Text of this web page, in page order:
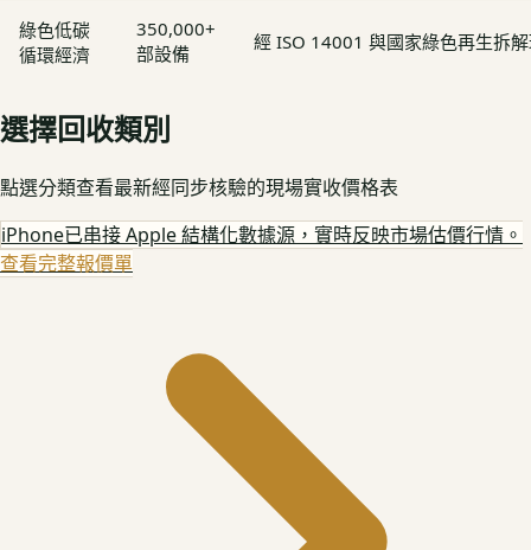
綠色低碳
循環經濟
350,000+
部設備
經 ISO 14001 與國家綠色再生拆
選擇回收類別
點選分類查看最新經同步核驗的現場實收價格表
iPhone已串接 Apple 結構化數據源，實時反映市場估價行情。
查看完整報價單